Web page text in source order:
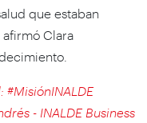
que estaban
afirmó Clara
#MisiónINALDE
- INALDE Business